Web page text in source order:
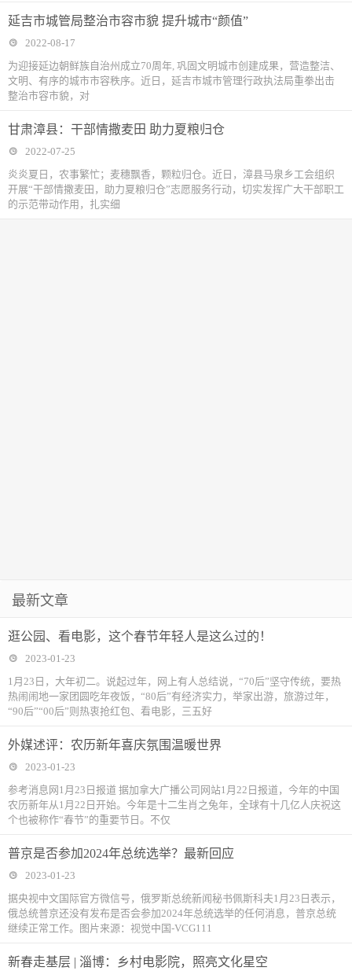
延吉市城管局整治市容市貌 提升城市“颜值”
2022-08-17
为迎接延边朝鲜族自治州成立70周年, 巩固文明城市创建成果，营造整洁、
文明、有序的城市市容秩序。近日，延吉市城市管理行政执法局重拳出击
整治市容市貌，对
甘肃漳县：干部情撒麦田 助力夏粮归仓
2022-07-25
炎炎夏日，农事繁忙；麦穗飘香，颗粒归仓。近日，漳县马泉乡工会组织
开展“干部情撒麦田，助力夏粮归仓”志愿服务行动，切实发挥广大干部职工
的示范带动作用，扎实细
最新文章
逛公园、看电影，这个春节年轻人是这么过的！
2023-01-23
1月23日，大年初二。说起过年，网上有人总结说，“70后”坚守传统，要热
热闹闹地一家团圆吃年夜饭，“80后”有经济实力，举家出游，旅游过年，
“90后”“00后”则热衷抢红包、看电影，三五好
外媒述评：农历新年喜庆氛围温暖世界
2023-01-23
参考消息网1月23日报道 据加拿大广播公司网站1月22日报道，今年的中国
农历新年从1月22日开始。今年是十二生肖之兔年，全球有十几亿人庆祝这
个也被称作“春节”的重要节日。不仅
普京是否参加2024年总统选举？最新回应
2023-01-23
据央视中文国际官方微信号，俄罗斯总统新闻秘书佩斯科夫1月23日表示，
俄总统普京还没有发布是否会参加2024年总统选举的任何消息，普京总统
继续正常工作。图片来源：视觉中国-VCG111
新春走基层 | 淄博：乡村电影院，照亮文化星空